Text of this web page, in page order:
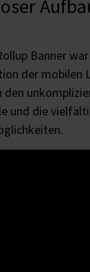
Banner
der mobilen
den
und die